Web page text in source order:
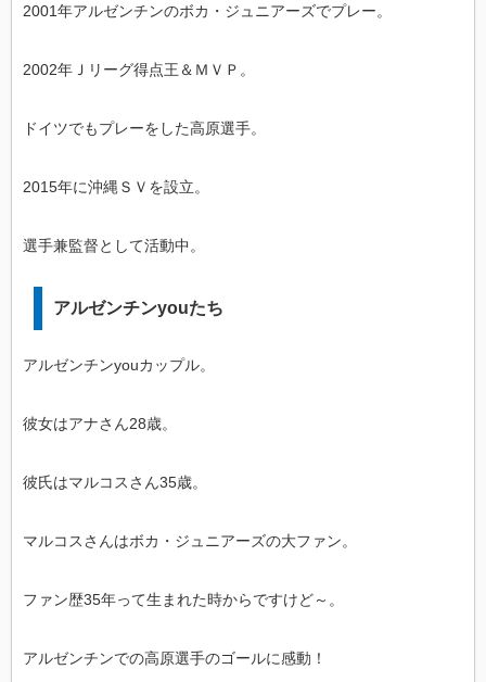
2001年アルゼンチンのボカ・ジュニアーズでプレー。
2002年Ｊリーグ得点王＆ＭＶＰ。
ドイツでもプレーをした高原選手。
2015年に沖縄ＳＶを設立。
選手兼監督として活動中。
アルゼンチンyouたち
アルゼンチンyouカップル。
彼女はアナさん28歳。
彼氏はマルコスさん35歳。
マルコスさんはボカ・ジュニアーズの大ファン。
ファン歴35年って生まれた時からですけど～。
アルゼンチンでの高原選手のゴールに感動！